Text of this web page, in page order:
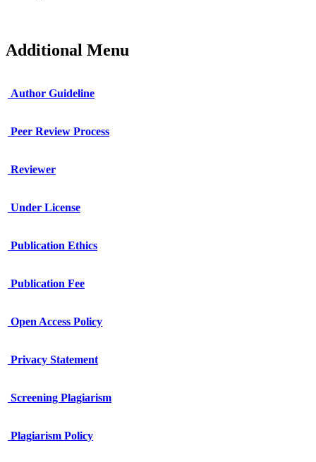
Additional Menu
Author Guideline
Peer Review Process
Reviewer
Under License
Publication Ethics
Publication Fee
Open Access Policy
Privacy Statement
Screening Plagiarism
Plagiarism Policy